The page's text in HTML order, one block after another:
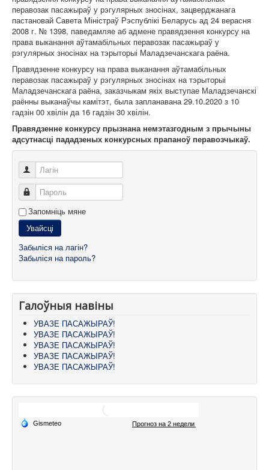
перавозак пасажыраў у рэгулярных зносінах, зацверджанага
пастановай Савета Міністраў Рэспублікі Беларусь ад 24 верасня
2008 г. № 1398, паведамляе аб адмене правядзення конкурсу на
права выканання аўтамабільных перавозак пасажыраў у
рэгулярных зносінах на тэрыторыі Маладзечанскага раёна.
Правядзенне конкурсу на права выканання аўтамабільных
перавозак пасажыраў у рэгулярных зносінах на тэрыторыі
Маладзечанскага раёна, заказчыкам якіх выступае Маладзечанскі
раённы выканаўчы камітэт, была запланавана 29.10.2020 з 10
гадзін 00 хвілін да 16 гадзін 30 хвілін.
Правядзенне конкурсу прызнана немэтазгодным з прычыны
адсутнасці пададзеных конкурсных прапаноў перавозчыкаў.
Лагін
Пароль
Запомніць мяне
Увайсці
Забыліся на лагін?
Забыліся на пароль?
Галоўныя навіны
УВАЗЕ ПАСАЖЫРАЎ!
УВАЗЕ ПАСАЖЫРАЎ!
УВАЗЕ ПАСАЖЫРАЎ!
УВАЗЕ ПАСАЖЫРАЎ!
УВАЗЕ ПАСАЖЫРАЎ!